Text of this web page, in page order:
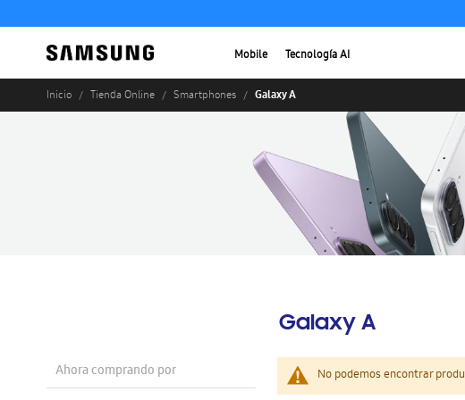
Mobile Tecnología AI
Inicio Tienda Online Smartphones Galaxy A
Galaxy A
No podemos encontrar
Ahora comprando por